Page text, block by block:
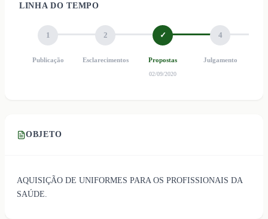
LINHA DO TEMPO
1
Publicação
2
Esclarecimentos
✓
Propostas
02/09/2020
4
Julgamento
OBJETO
AQUISIÇÃO DE UNIFORMES PARA OS PROFISSIONAIS DA
SAÚDE.